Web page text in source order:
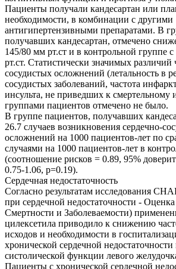
Пациенты получали кандесартан или
необходимости, в комбинации с другими
антигипертензивными препаратами. В
получавших кандесартан, отмечено
145/80 мм рт.ст и в контрольной группе
рт.ст. Статистически значимых различий
сосудистых осложнений (летальность в
сосудистых заболеваний, частота
инсульта, не приведших к смертельному
группами пациентов отмечено не было.
В группе пациентов, получавших
26.7 случаев возникновения сердечно-
осложнений на 1000 пациентов-лет по
случаями на 1000 пациентов-лет в
(соотношение рисков = 0.89, 95%
0.75-1.06, р=0.19).
Сердечная недостаточность
Согласно результатам исследования
при сердечной недостаточности -
Смертности и Заболеваемости)
цилексетила приводило к снижению
исходов и необходимости в
хронической сердечной
систолической функции левого
Пациенты с хронической сердечной